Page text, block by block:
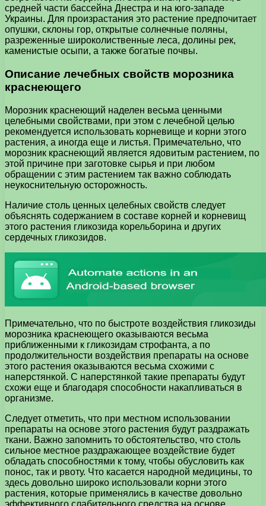
средней части бассейна Днестра и на юго-западе
Украины. Для произрастания это растение предпочитает
опушки, склоны гор, открытые солнечные поляны,
разреженные широколиственные леса, долины рек,
каменистые осыпи, а также богатые почвы.
Описание лечебных свойств морозника
краснеющего
Морозник краснеющий наделен весьма ценными
целебными свойствами, при этом с лечебной целью
рекомендуется использовать корневище и корни этого
растения, а иногда еще и листья. Примечательно, что
морозник краснеющий является ядовитым растением, по
этой причине при заготовке сырья и при любом
обращении с этим растением так важно соблюдать
неукоснительную осторожность.
Наличие столь ценных целебных свойств следует
объяснять содержанием в составе корней и корневищ
этого растения гликозида корельборина и других
сердечных гликозидов.
Примечательно, что по быстроте воздействия гликозиды
морозника краснеющего оказываются весьма
приближенными к гликозидам строфанта, а по
продолжительности воздействия препараты на основе
этого растения оказываются весьма схожими с
наперстянкой. С наперстянкой такие препараты будут
схожи еще и благодаря способности накапливаться в
организме.
Следует отметить, что при местном использовании
препараты на основе этого растения будут раздражать
ткани. Важно запомнить то обстоятельство, что столь
сильное местное раздражающее воздействие будет
обладать способностями к тому, чтобы обусловить как
понос, так и рвоту. Что касается народной медицины, то
здесь довольно широко использовали корни этого
растения, которые применялись в качестве довольно
эффективного слабительного средства на основе